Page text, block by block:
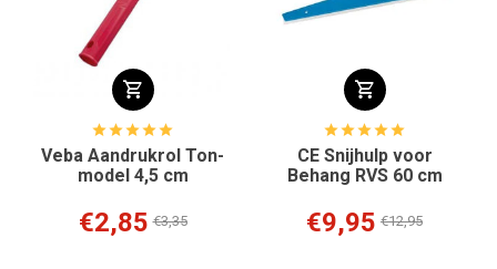
Veba Aandrukrol Ton-
model 4,5 cm
€2,85 €3,35
CE Snijhulp voor
Behang RVS 60 cm
€9,95 €12,95